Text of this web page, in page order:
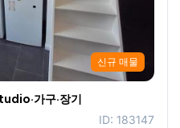
신규 매물
가구·장기
ID: 183147